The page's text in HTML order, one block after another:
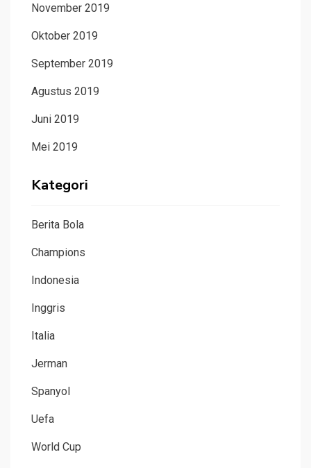
November 2019
Oktober 2019
September 2019
Agustus 2019
Juni 2019
Mei 2019
Kategori
Berita Bola
Champions
Indonesia
Inggris
Italia
Jerman
Spanyol
Uefa
World Cup